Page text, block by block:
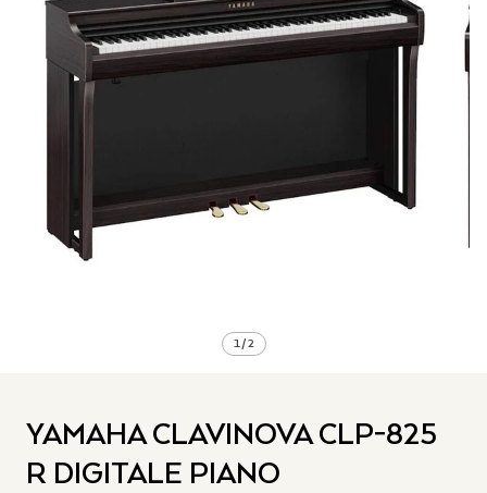
1/2
YAMAHA CLAVINOVA CLP-825
R DIGITALE PIANO